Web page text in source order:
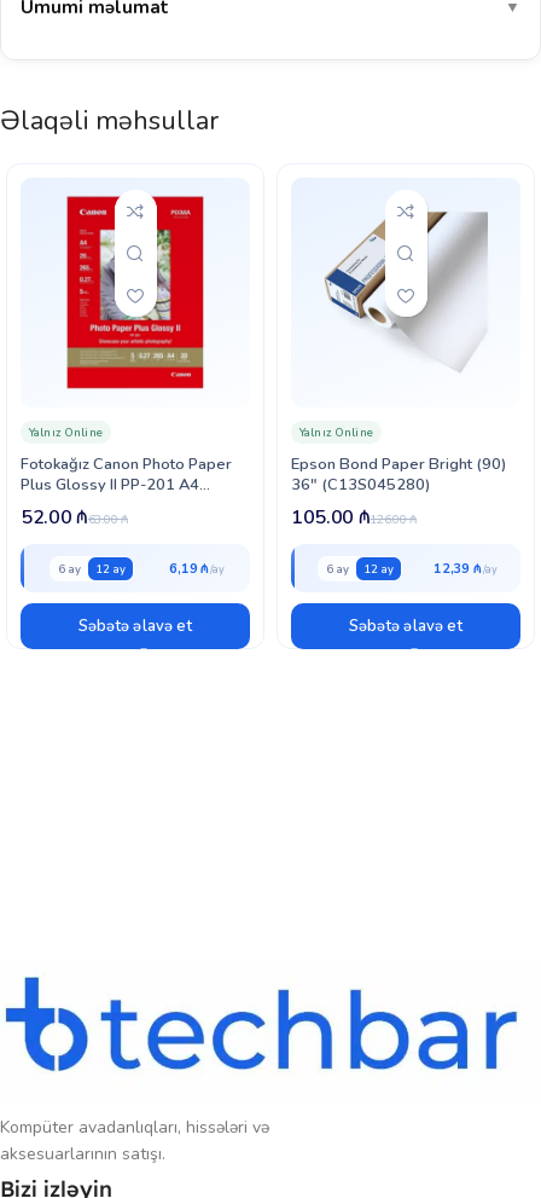
Ümumi məlumat ▼
Əlaqəli məhsullar
Fotokağız Canon Photo Paper
Plus Glossy II PP-201 A4
(2311B019)
Yalnız Online
63.00₼
52.00₼
6 ay 12 ay 6,19 ₼
Səbətə əlavə et
Epson Bond Paper Bright (90)
36″ (C13S045280)
Yalnız Online
126.00₼
105.00 ₼
6 ay 12 ay 12,39 ₼
Səbətə əlavə et
Kompüter avadanlıqları, hissələri və
aksesuarlarının satışı.
Bizi izləyin